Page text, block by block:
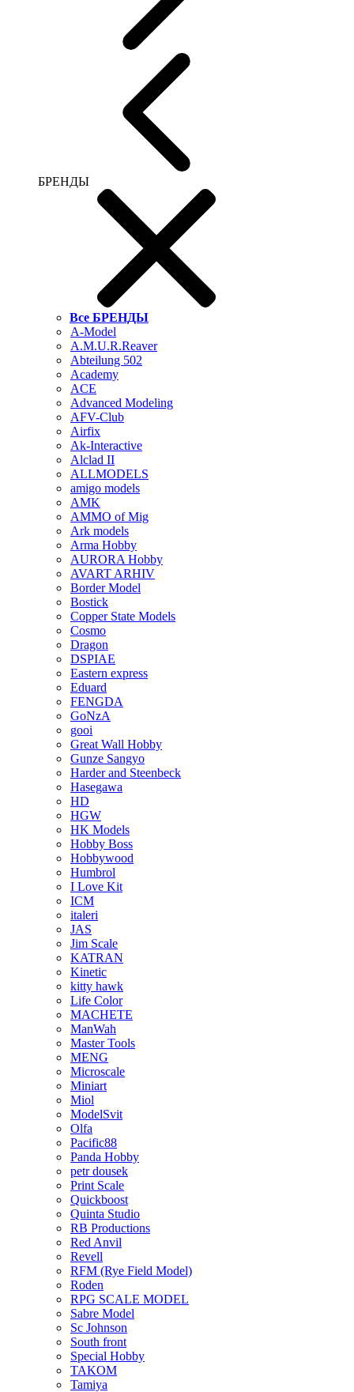
БРЕНДЫ
Все БРЕНДЫ
A-Model
A.M.U.R.Reaver
Abteilung 502
Academy
ACE
Advanced Modeling
AFV-Club
Airfix
Ak-Interactive
Alclad II
ALLMODELS
amigo models
AMK
AMMO of Mig
Ark models
Arma Hobby
AURORA Hobby
AVART ARHIV
Border Model
Bostick
Copper State Models
Cosmo
Dragon
DSPIAE
Eastern express
Eduard
FENGDA
GoNzA
gooi
Great Wall Hobby
Gunze Sangyo
Harder and Steenbeck
Hasegawa
HD
HGW
HK Models
Hobby Boss
Hobbywood
Humbrol
I Love Kit
ICM
italeri
JAS
Jim Scale
KATRAN
Kinetic
kitty hawk
Life Color
MACHETE
ManWah
Master Tools
MENG
Microscale
Miniart
Miol
ModelSvit
Olfa
Pacific88
Panda Hobby
petr dousek
Print Scale
Quickboost
Quinta Studio
RB Productions
Red Anvil
Revell
RFM (Rye Field Model)
Roden
RPG SCALE MODEL
Sabre Model
Sc Johnson
South front
Special Hobby
TAKOM
Tamiya